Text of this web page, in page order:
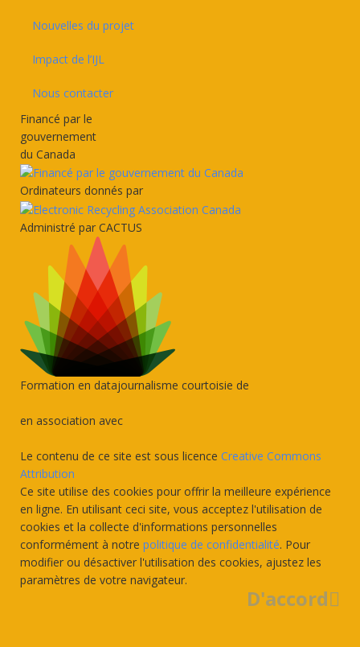
Nouvelles du projet
Impact de l’IJL
Nous contacter
Financé par le
gouvernement
du Canada
Ordinateurs donnés par
Administré par CACTUS
Formation en datajournalisme courtoisie de
en association avec
Le contenu de ce site est sous licence Creative Commons
Attribution
Ce site utilise des cookies pour offrir la meilleure expérience
en ligne. En utilisant ceci site, vous acceptez l'utilisation de
cookies et la collecte d'informations personnelles
conformément à notre politique de confidentialité. Pour
modifier ou désactiver l'utilisation des cookies, ajustez les
paramètres de votre navigateur.
D'accord